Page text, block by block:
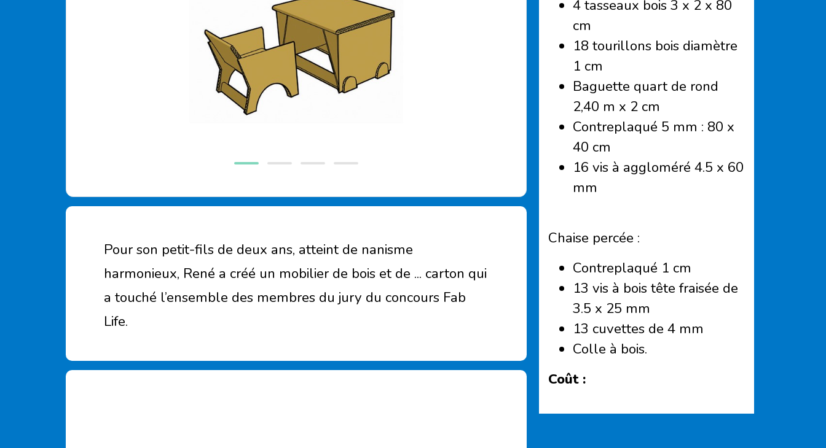
Pour son petit-fils de deux ans, atteint de nanisme
harmonieux, René a créé un mobilier de bois et de ... carton qui
a touché l’ensemble des membres du jury du concours Fab
Life.
4 tasseaux bois 3 x 2 x 80
cm
18 tourillons bois diamètre
1 cm
Baguette quart de rond
2,40 m x 2 cm
Contreplaqué 5 mm : 80 x
40 cm
16 vis à aggloméré 4.5 x 60
mm
Chaise percée :
Contreplaqué 1 cm
13 vis à bois tête fraisée de
3.5 x 25 mm
13 cuvettes de 4 mm
Colle à bois.
Coût :